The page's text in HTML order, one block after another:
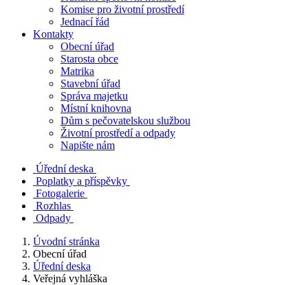
Komise pro životní prostředí
Jednací řád
Kontakty
Obecní úřad
Starosta obce
Matrika
Stavební úřad
Správa majetku
Místní knihovna
Dům s pečovatelskou službou
Životní prostředí a odpady
Napište nám
Úřední deska
Poplatky a příspěvky
Fotogalerie
Rozhlas
Odpady
Úvodní stránka
Obecní úřad
Úřední deska
Veřejná vyhláška